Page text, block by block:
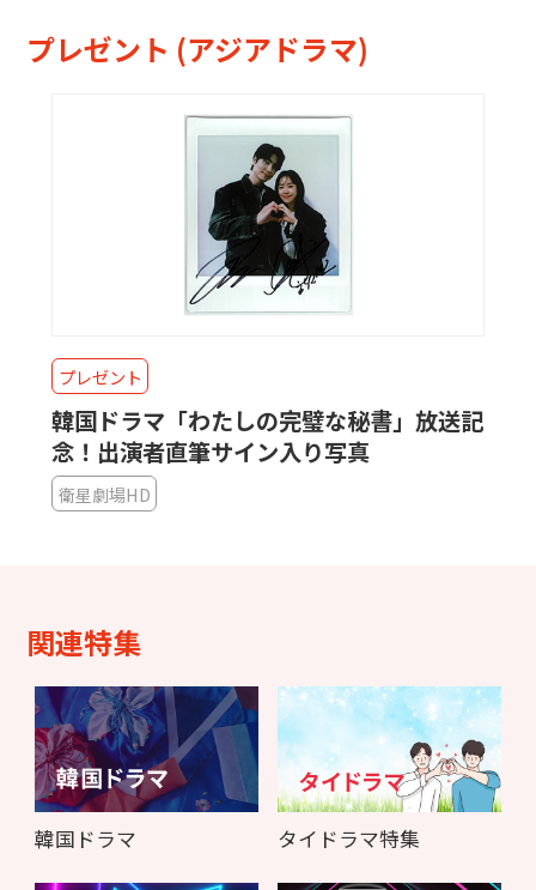
プレゼント (アジアドラマ)
プレゼント
韓国ドラマ「わたしの完璧な秘書」放送記
念！出演者直筆サイン入り写真
衛星劇場HD
関連特集
韓国ドラマ タイドラマ特集